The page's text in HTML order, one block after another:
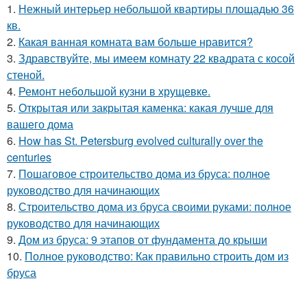
1. Нежный интерьер небольшой квартиры площадью 36
кв.
2. Какая ванная комната вам больше нравится?
3. Здравствуйте, мы имеем комнату 22 квадрата с косой
стеной.
4. Ремонт небольшой кузни в хрущевке.
5. Открытая или закрытая каменка: какая лучше для
вашего дома
6. How has St. Petersburg evolved culturally over the
centuries
7. Пошаговое строительство дома из бруса: полное
руководство для начинающих
8. Строительство дома из бруса своими руками: полное
руководство для начинающих
9. Дом из бруса: 9 этапов от фундамента до крыши
10. Полное руководство: Как правильно строить дом из
бруса